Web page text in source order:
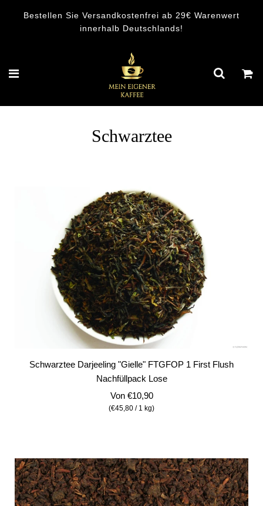
Bestellen Sie Versandkostenfrei ab 29€ Warenwert
innerhalb Deutschlands!
Schwarztee
Schwarztee Darjeeling "Gielle" FTGFOP 1 First Flush
Nachfüllpack Lose
Von €10,90
(€45,80 / 1 kg)